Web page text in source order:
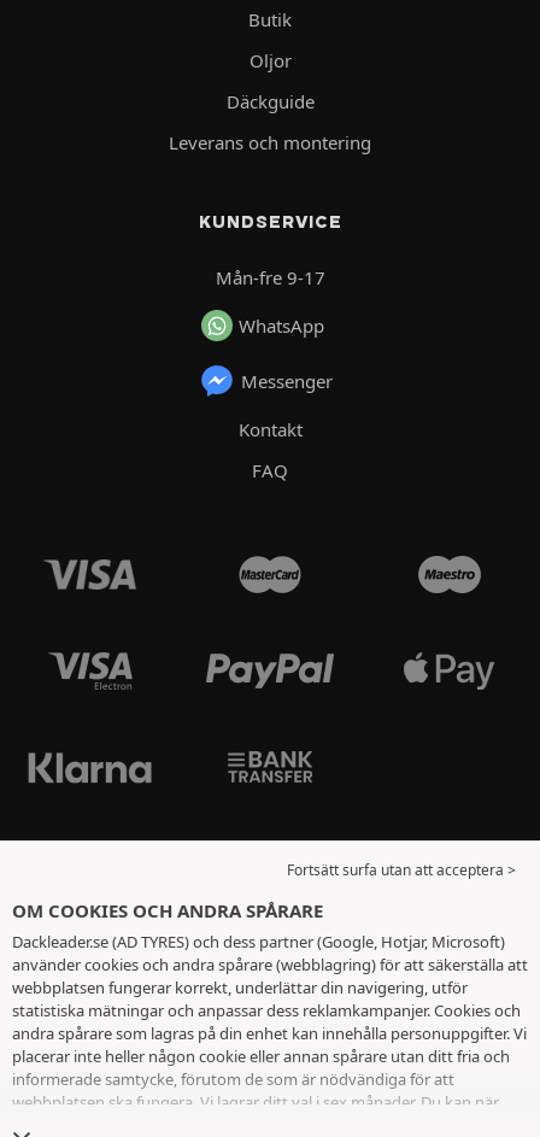
Butik
Oljor
Däckguide
Leverans och montering
KUNDSERVICE
Mån-fre 9-17
WhatsApp
Messenger
Kontakt
FAQ
Fortsätt surfa utan att acceptera >
OM COOKIES OCH ANDRA SPÅRARE
Dackleader.se (AD TYRES) och dess partner (Google, Hotjar, Microsoft)
använder cookies och andra spårare (webblagring) för att säkerställa att
webbplatsen fungerar korrekt, underlättar din navigering, utför
statistiska mätningar och anpassar dess reklamkampanjer. Cookies och
andra spårare som lagras på din enhet kan innehålla personuppgifter. Vi
placerar inte heller någon cookie eller annan spårare utan ditt fria och
informerade samtycke, förutom de som är nödvändiga för att
webbplatsen ska fungera. Vi lagrar ditt val i sex månader. Du kan när